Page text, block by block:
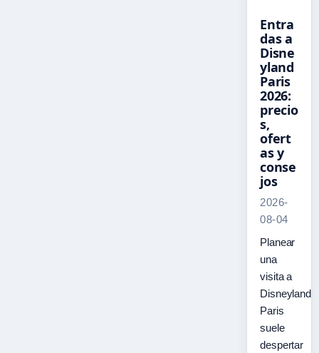
Entra
das a
Disne
yland
Paris
2026:
precio
s,
ofert
as y
conse
jos
2026-
08-04
Planear
una
visita a
Disneyland
Paris
suele
despertar